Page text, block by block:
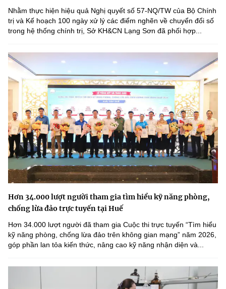
Nhằm thực hiện hiệu quả Nghị quyết số 57-NQ/TW của Bộ Chính
trị và Kế hoạch 100 ngày xử lý các điểm nghẽn về chuyển đổi số
trong hệ thống chính trị, Sở KH&CN Lạng Sơn đã phối hợp...
Hơn 34.000 lượt người tham gia tìm hiểu kỹ năng phòng,
chống lừa đảo trực tuyến tại Huế
Hơn 34.000 lượt người đã tham gia Cuộc thi trực tuyến “Tìm hiểu
kỹ năng phòng, chống lừa đảo trên không gian mạng” năm 2026,
góp phần lan tỏa kiến thức, nâng cao kỹ năng nhận diện và...